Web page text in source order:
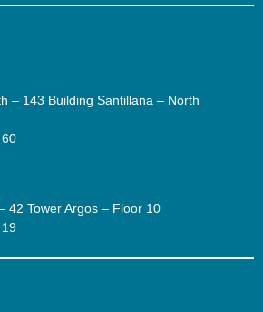
– 143 Building Santillana – North
42 Tower Argos – Floor 10